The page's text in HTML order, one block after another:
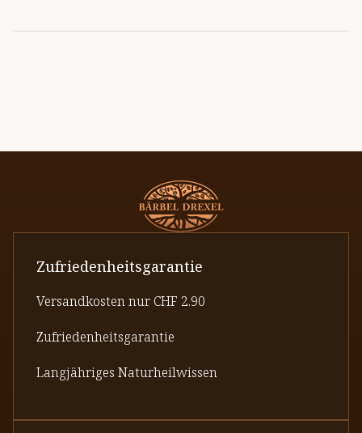
Zufriedenheitsgarantie
Versandkosten nur CHF 2.90
Zufriedenheitsgarantie
Langjähriges Naturheilwissen